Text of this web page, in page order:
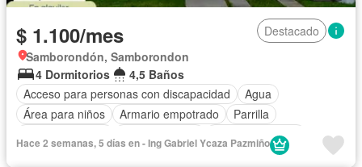
$ 1.100/mes
Destacado
Samborondón, Samborondon
4 Dormitorios
4,5 Baños
Acceso para personas con discapacidad
Agua
Área para niños
Armario empotrado
Parrilla
Cocina equipada
Estacionamiento
Hace 2 semanas, 5 días en - Ing Gabriel Ycaza Pazmiño